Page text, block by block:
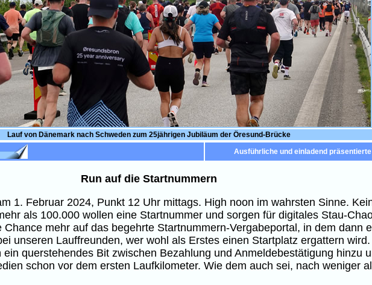
Lauf von Dänemark nach Schweden zum 25jährigen Jubiläum der Öresund-Brücke
Ausführliche und einladend
Run auf die Startnummern
1. Februar 2024, Punkt 12 Uhr mittags. High noon im wahrsten Sinne.
als 100.000 wollen eine Startnummer und sorgen für digitales Stau-
mehr auf das begehrte Startnummern-Vergabeportal, in dem dann
unseren Lauffreunden, wer wohl als Erstes einen Startplatz ergattern
querstehendes Bit zwischen Bezahlung und Anmeldebestätigung hinzu
schon vor dem ersten Laufkilometer. Wie dem auch sei, nach weniger